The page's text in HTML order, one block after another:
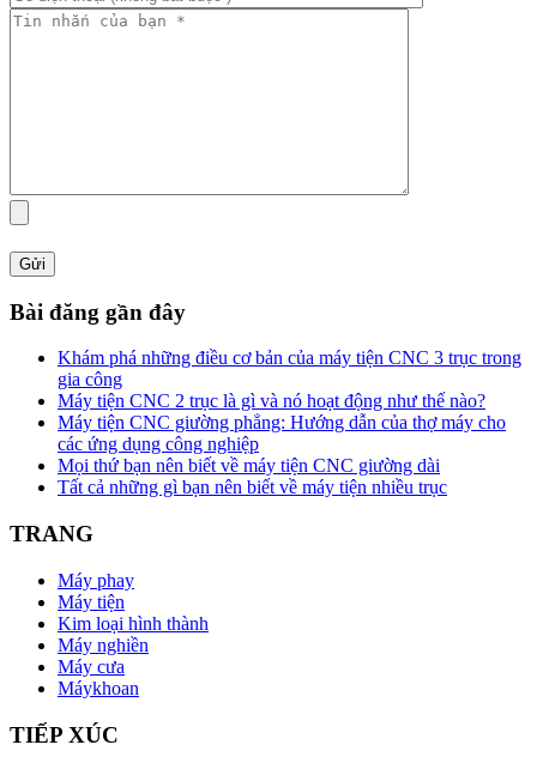
Bài đăng gần đây
Khám phá những điều cơ bản của máy tiện CNC 3 trục trong
gia công
Máy tiện CNC 2 trục là gì và nó hoạt động như thế nào?
Máy tiện CNC giường phẳng: Hướng dẫn của thợ máy cho
các ứng dụng công nghiệp
Mọi thứ bạn nên biết về máy tiện CNC giường dài
Tất cả những gì bạn nên biết về máy tiện nhiều trục
TRANG
Máy phay
Máy tiện
Kim loại hình thành
Máy nghiền
Máy cưa
Máykhoan
TIẾP XÚC